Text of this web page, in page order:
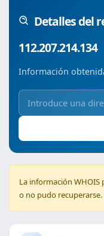
Detalles del
112.207.214.134
Información
La información WHOIS
o no pudo recuperarse.